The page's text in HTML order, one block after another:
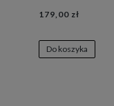
179,00 zł
Do koszyka